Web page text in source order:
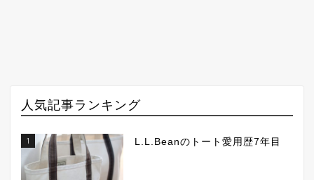
人気記事ランキング
1 L.L.Beanのトート愛用歴7年目